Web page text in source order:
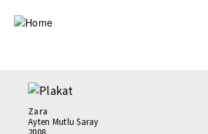
Zara
Ayten Mutlu Saray